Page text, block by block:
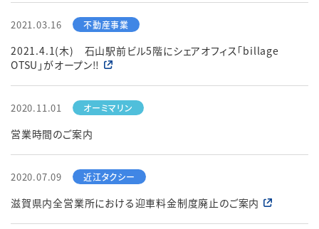
2021.03.16
2021.4.1(木) 石山駅前ビル5階にシェアオフィス「billage
OTSU」がオープン‼
2020.11.01
営業時間のご案内
2020.07.09
滋賀県内全営業所における迎車料金制度廃止のご案内